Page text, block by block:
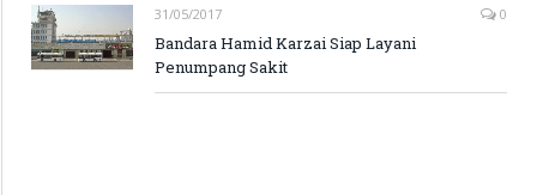
31/05/2017 0
Bandara Hamid Karzai Siap Layani
Penumpang Sakit